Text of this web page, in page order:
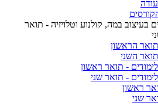
בעיצוב במה, קולנוע וטלויזיה - תואר
הראשון
השני
- תואר ראשון
- תואר שני
ראשון
שני